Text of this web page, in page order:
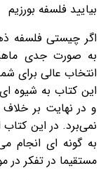
بیایید فلسفه بورزیم
اگر چیستی فلسفه
به صورت جدی
انتخاب عالی برای
این کتاب به شیوه
و در نهایت بر
نمی‌برد. در این
به گونه ای انجام
مستقیما در تفکر